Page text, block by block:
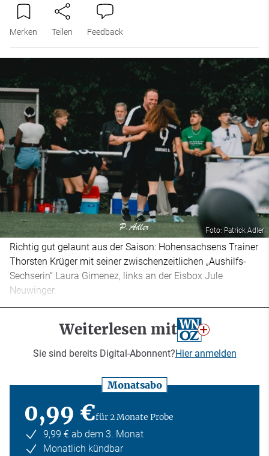
Merken Teilen Feedback
Foto: Patrick Adler
Richtig gut gelaunt aus der Saison: Hohensachsens Trainer
Thorsten Krüger mit seiner zwischenzeitlichen „Aushilfs-
Sechserin“ Laura Gimenez, links an der Eisbox Jule
Neuwinger.
Weiterlesen mit
Sie sind bereits Digital-Abonnent?Hier anmelden
Monatsabo
0,99 €für 2 Monate Probe
9,99 € ab dem 3. Monat
Monatlich kündbar